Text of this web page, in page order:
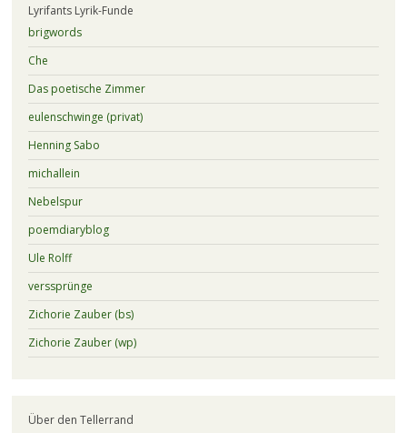
Lyrifants Lyrik-Funde
brigwords
Che
Das poetische Zimmer
eulenschwinge (privat)
Henning Sabo
michallein
Nebelspur
poemdiaryblog
Ule Rolff
verssprünge
Zichorie Zauber (bs)
Zichorie Zauber (wp)
Über den Tellerrand